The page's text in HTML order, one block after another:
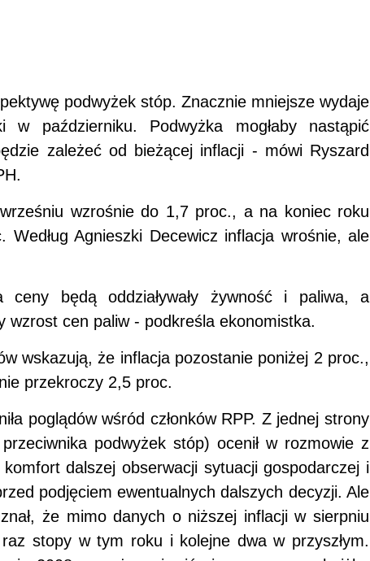
podwyżek stóp. Znacznie mniejsze wydaje
w październiku. Podwyżka mogłaby nastąpić
zależeć od bieżącej inflacji - mówi Ryszard
wzrośnie do 1,7 proc., a na koniec roku
Agnieszki Decewicz inflacja wrośnie, ale
będą oddziaływały żywność i paliwa, a
wzrost cen paliw - podkreśla ekonomistka.
wskazują, że inflacja pozostanie poniżej 2 proc.,
przekroczy 2,5 proc.
poglądów wśród członków RPP. Z jednej strony
podwyżek stóp) ocenił w rozmowie z
dalszej obserwacji sytuacji gospodarczej i
podjęciem ewentualnych dalszych decyzji. Ale
że mimo danych o niższej inflacji w sierpniu
stopy w tym roku i kolejne dwa w przyszłym.